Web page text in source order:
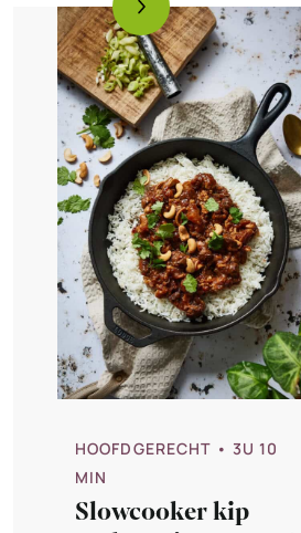
HOOFDGERECHT • 3U 10
MIN
Slowcooker kip